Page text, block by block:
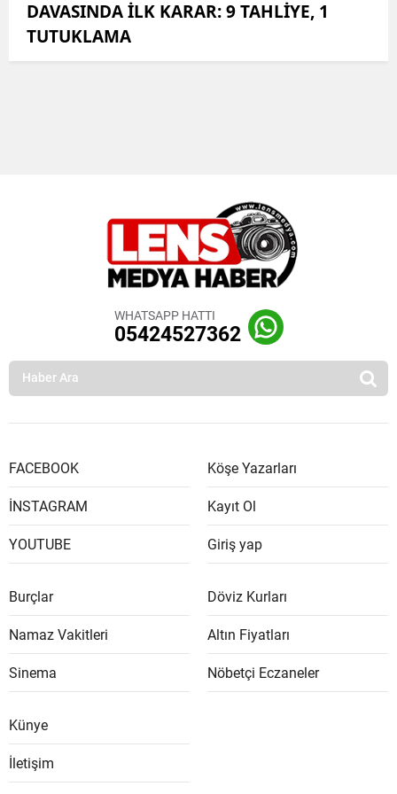
DAVASINDA İLK KARAR: 9 TAHLİYE, 1
TUTUKLAMA
WHATSAPP HATTI
05424527362
FACEBOOK
İNSTAGRAM
YOUTUBE
Köşe Yazarları
Kayıt Ol
Giriş yap
Burçlar
Namaz Vakitleri
Sinema
Döviz Kurları
Altın Fiyatları
Nöbetçi Eczaneler
Künye
İletişim